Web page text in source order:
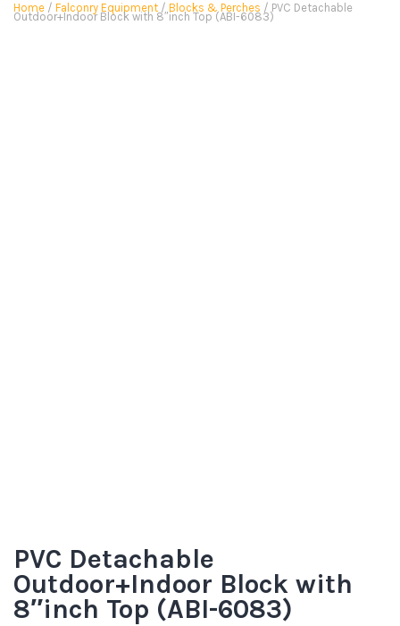
Home / Falconry Equipment / Blocks & Perches / PVC Detachable
Outdoor+Indoor Block with 8″inch Top (ABI-6083)
PVC Detachable
Outdoor+Indoor Block with
8″inch Top (ABI-6083)